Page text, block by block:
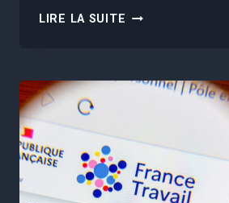
LIRE LA SUITE CETTE
000€
VÊTEMENTS
SALES